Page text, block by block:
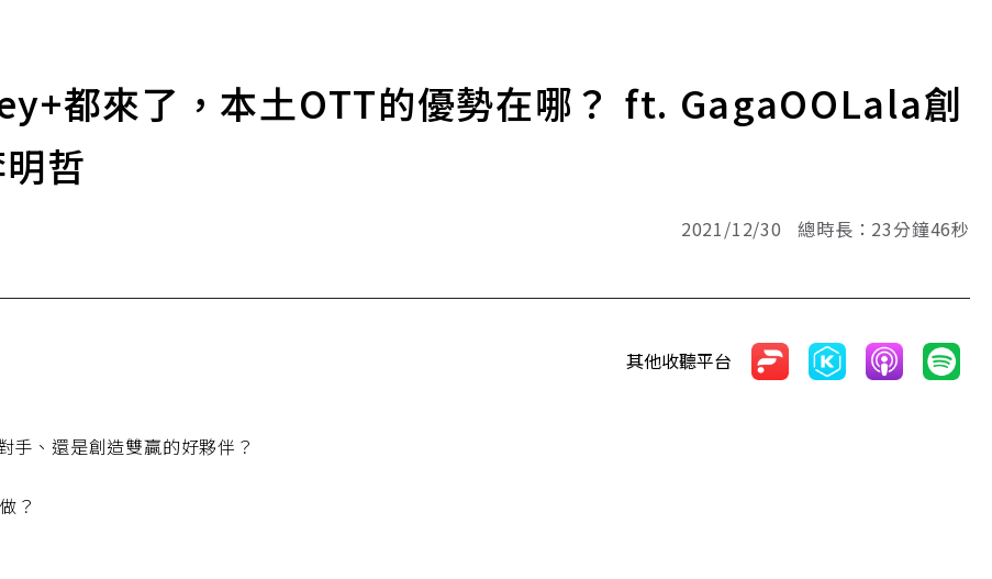
都來了，本土OTT的優勢在哪？ ft. GagaOOLala創
哲
2021/12/30 總時長：23分鐘46秒
其他收聽平台
、還是創造雙贏的好夥伴？
？